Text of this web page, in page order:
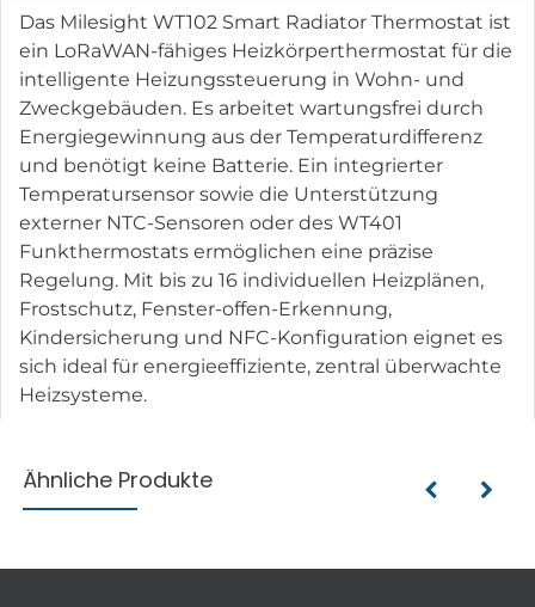
Das Milesight WT102 Smart Radiator Thermostat ist
ein LoRaWAN-fähiges Heizkörperthermostat für die
intelligente Heizungssteuerung in Wohn- und
Zweckgebäuden. Es arbeitet wartungsfrei durch
Energiegewinnung aus der Temperaturdifferenz
und benötigt keine Batterie. Ein integrierter
Temperatursensor sowie die Unterstützung
externer NTC-Sensoren oder des WT401
Funkthermostats ermöglichen eine präzise
Regelung. Mit bis zu 16 individuellen Heizplänen,
Frostschutz, Fenster-offen-Erkennung,
Kindersicherung und NFC-Konfiguration eignet es
sich ideal für energieeffiziente, zentral überwachte
Heizsysteme.
Ähnliche Produkte